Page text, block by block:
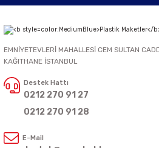
EMNİYETEVLERİ MAHALLESİ CEM SULTAN
KAĞITHANE İSTANBUL
Destek Hattı
0212 270 91 27
0212 270 91 28
E-Mail